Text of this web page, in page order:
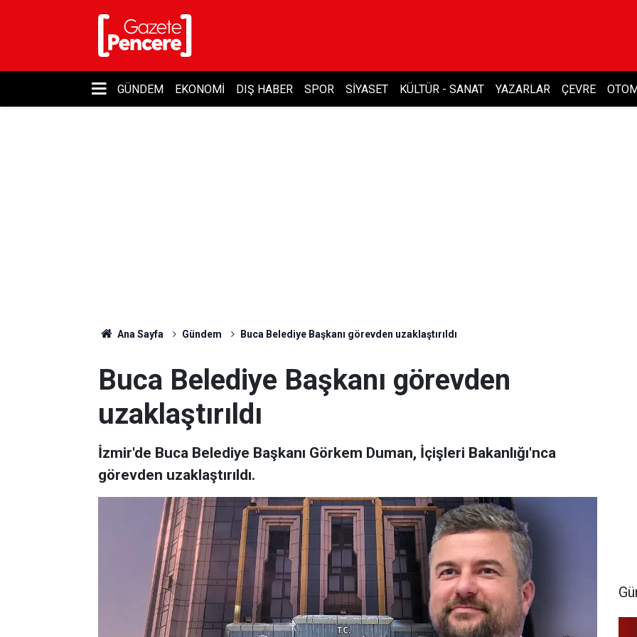
GÜNDEM EKONOMI DIŞ HABER SPOR SIYASET KÜLTÜR - SANAT YAZARLAR ÇEVRE
Ana Sayfa Gündem Buca Belediye Başkanı görevden uzaklaştırıldı
Buca Belediye Başkanı görevden
uzaklaştırıldı
İzmir'de Buca Belediye Başkanı Görkem Duman, İçişleri Bakanlığı'nca
görevden uzaklaştırıldı.